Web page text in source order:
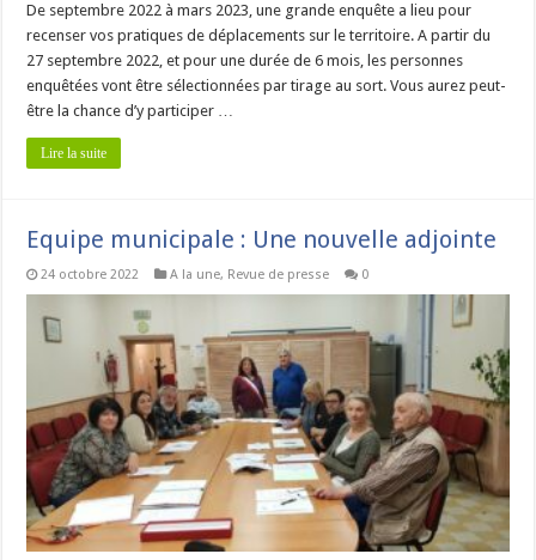
De septembre 2022 à mars 2023, une grande enquête a lieu pour
recenser vos pratiques de déplacements sur le territoire. A partir du
27 septembre 2022, et pour une durée de 6 mois, les personnes
enquêtées vont être sélectionnées par tirage au sort. Vous aurez peut-
être la chance d’y participer …
Lire la suite
Equipe municipale : Une nouvelle adjointe
24 octobre 2022 A la une, Revue de presse 0